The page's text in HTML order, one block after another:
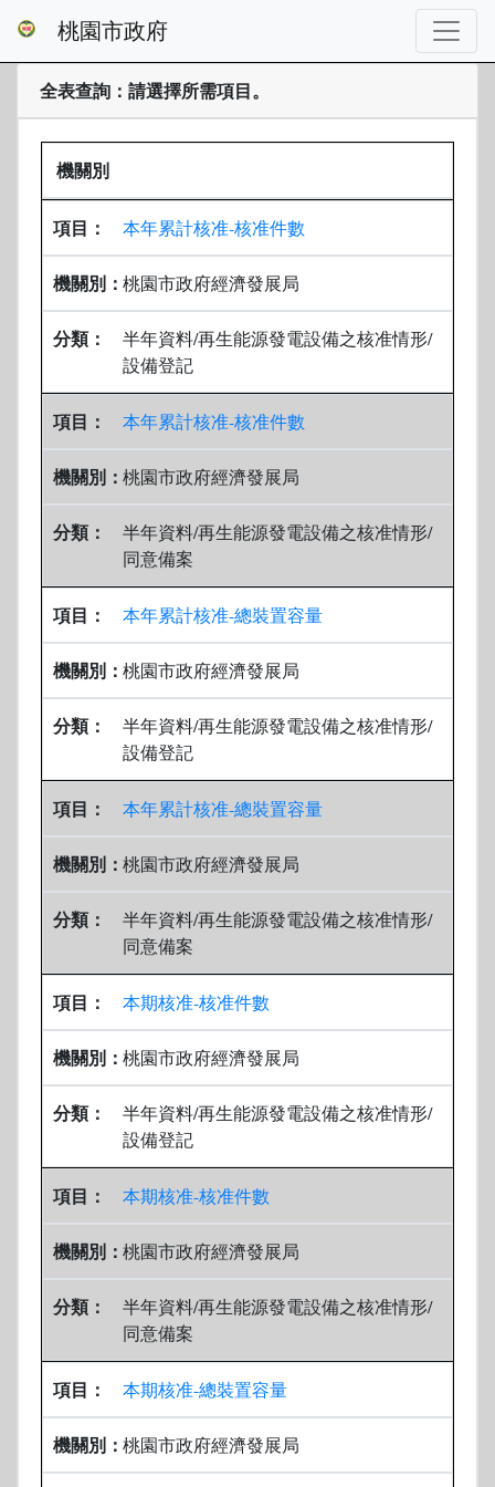
桃園市政府
全表查詢：請選擇所需項目。
機關別
本年累計核准-核准件數
桃園市政府經濟發展局
半年資料/再生能源發電設備之核准情形/
設備登記
本年累計核准-核准件數
桃園市政府經濟發展局
半年資料/再生能源發電設備之核准情形/
同意備案
本年累計核准-總裝置容量
桃園市政府經濟發展局
半年資料/再生能源發電設備之核准情形/
設備登記
本年累計核准-總裝置容量
桃園市政府經濟發展局
半年資料/再生能源發電設備之核准情形/
同意備案
本期核准-核准件數
桃園市政府經濟發展局
半年資料/再生能源發電設備之核准情形/
設備登記
本期核准-核准件數
桃園市政府經濟發展局
半年資料/再生能源發電設備之核准情形/
同意備案
本期核准-總裝置容量
桃園市政府經濟發展局